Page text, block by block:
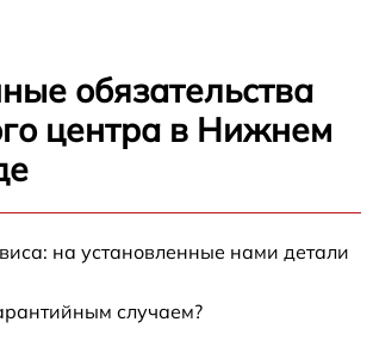
обязательства
центра в Нижнем
на установленные нами детали
случаем?